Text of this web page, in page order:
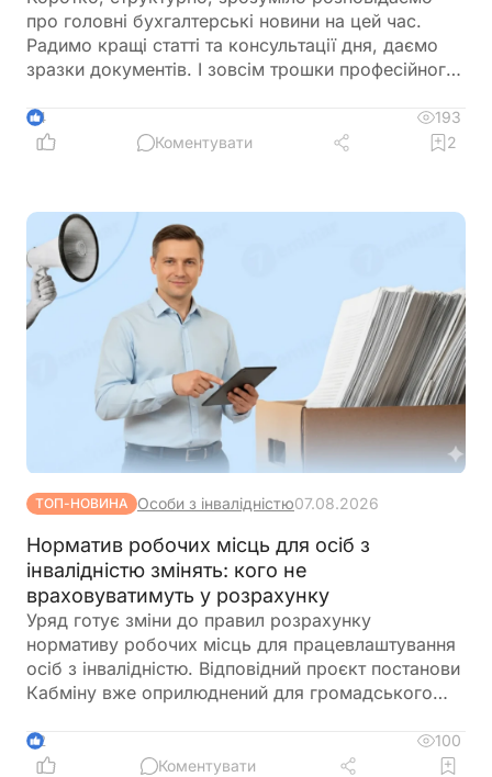
про головні бухгалтерські новини на цей час.
Радимо кращі статті та консультації дня, даємо
зразки документів. І зовсім трошки професійного
4
193
Коментувати
2
ТОП-НОВИНА Особи з інвалідністю07.08.2026
Норматив робочих місць для осіб з
інвалідністю змінять: кого не
враховуватимуть у розрахунку
Уряд готує зміни до правил розрахунку
нормативу робочих місць для працевлаштування
осіб з інвалідністю. Відповідний проєкт постанови
Кабміну вже оприлюднений для громадського
окремі штатні одиниці під час визначення
середньооблікової чисельності працівників.
2
100
Коментувати